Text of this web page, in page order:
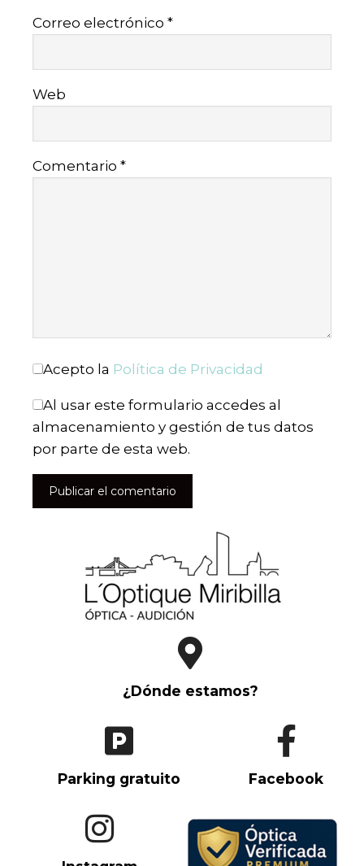
Correo electrónico *
Web
Comentario *
Acepto la Política de Privacidad
Al usar este formulario accedes al
almacenamiento y gestión de tus datos
por parte de esta web.
¿Dónde estamos?
Parking gratuito Facebook